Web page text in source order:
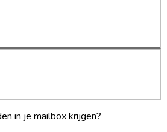
in je mailbox krijgen?